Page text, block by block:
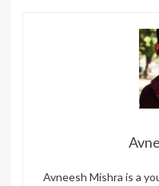
Avneesh Mishra is a